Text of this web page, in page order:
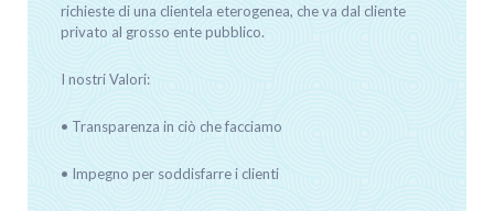
richieste di una clientela eterogenea, che va dal cliente
privato al grosso ente pubblico.
I nostri Valori:
• Transparenza in ciò che facciamo
• Impegno per soddisfarre i clienti